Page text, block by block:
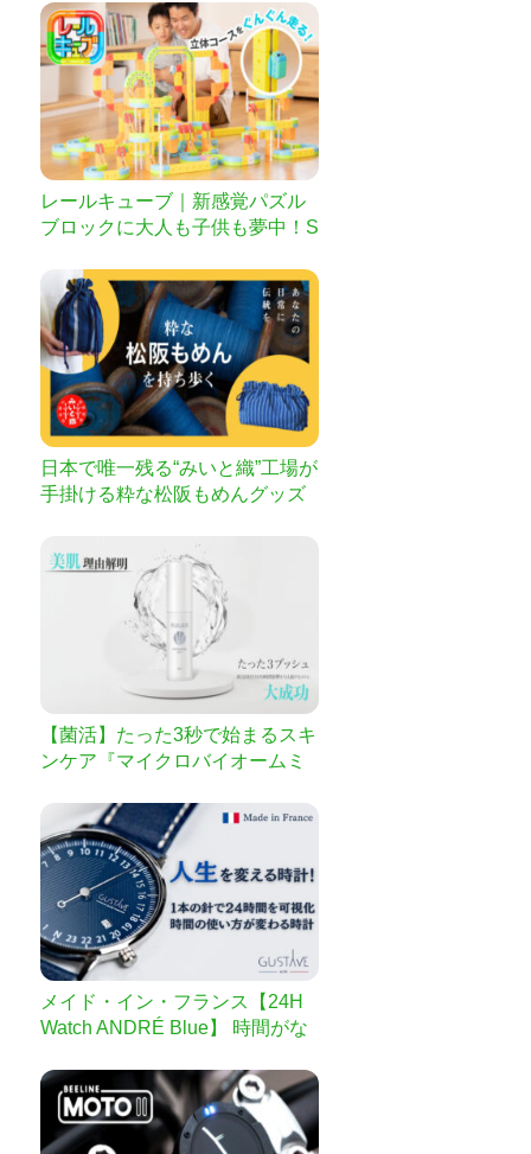
レールキューブ｜新感覚パズル
ブロックに大人も子供も夢中！S
日本で唯一残る“みいと織”工場が
手掛ける粋な松阪もめんグッズ
【菌活】たった3秒で始まるスキ
ンケア『マイクロバイオームミ
メイド・イン・フランス【24H
Watch ANDRÉ Blue】 時間がな
24時間を可視化｜時間の使い方
が変わる時計！